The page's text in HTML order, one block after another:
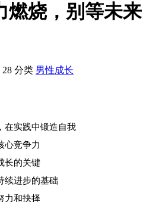
燃烧，别等未来
28 分类 男性成长
在实践中锻造自我
心竞争力
长的关键
续进步的基础
力和抉择